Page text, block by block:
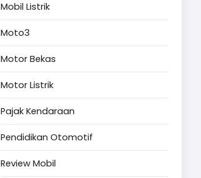
Mobil Listrik
Moto3
Motor Bekas
Motor Listrik
Pajak Kendaraan
Pendidikan Otomotif
Review Mobil